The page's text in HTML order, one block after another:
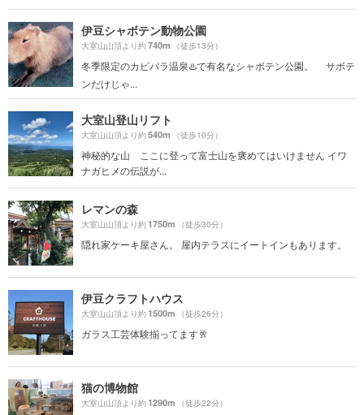
伊豆シャボテン動物公園
大室山山頂より約740m （徒歩13分）
冬季限定のカピパラ温泉♨️で有名なシャボテン公園。 サボテ
ンだけじゃ...
大室山登山リフト
大室山山頂より約540m （徒歩10分）
神秘的な山 ここに登って富士山を褒めてはいけません イワ
ナガヒメの伝説が...
レマンの森
大室山山頂より約1750m （徒歩30分）
隠れ家ケーキ屋さん。 屋内テラスにイートインもあります。
伊豆クラフトハウス
大室山山頂より約1500m （徒歩26分）
ガラス工芸体験揃ってます🥂
猫の博物館
大室山山頂より約1290m （徒歩22分）